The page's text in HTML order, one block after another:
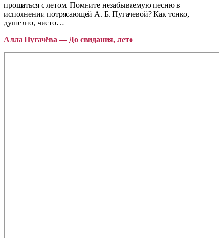
прощаться с летом. Помните незабываемую песню в
исполнении потрясающей А. Б. Пугачевой? Как тонко,
душевно, чисто…
Алла Пугачёва — До свидания, лето